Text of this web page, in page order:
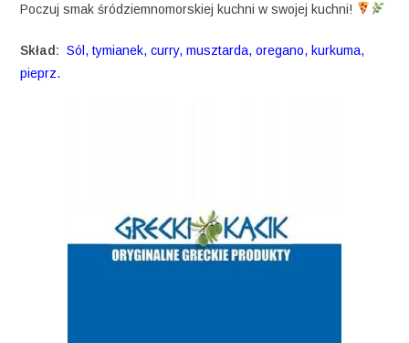
Poczuj smak śródziemnomorskiej kuchni w swojej kuchni!
Skład: Sól, tymianek, curry, musztarda, oregano, kurkuma,
pieprz.